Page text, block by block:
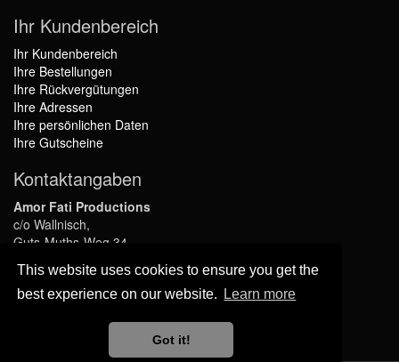
This website uses cookies to ensure you get the
best experience on our website.
Learn more
Got it!
Ihr Kundenbereich
Ihr Kundenbereich
Ihre Bestellungen
Ihre Rückvergütungen
Ihre Adressen
Ihre persönlichen Daten
Ihre Gutscheine
Kontaktangaben
Amor Fati Productions
c/o Wallnisch,
Guts-Muths-Weg 34,
45136 Essen,
GERMANY
info@amor-fati-productions.de
Folgen Sie uns